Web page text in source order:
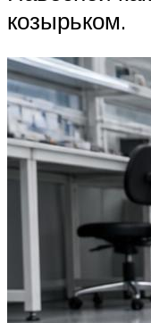
козырьком.